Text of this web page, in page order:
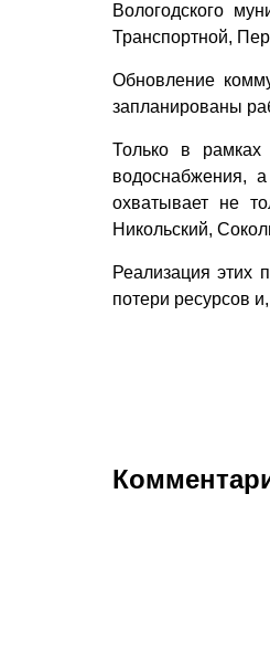
Вологодского
Транспортной,
Обновление
запланированы
Только в рамках
водоснабжения,
охватывает не
Никольский,
Реализация этих
потери ресурсов